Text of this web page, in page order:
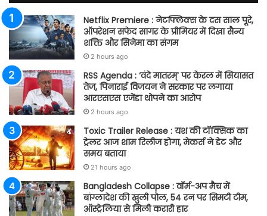
Netflix Premiere : नेटफ्लिक्स के दस साल पूरे,
ऑपरेशन सफेद सागर के प्रीमियर में दिखा सैन्य
शक्ति और सिनेमा का संगम
2 hours ago
RSS Agenda : ‘वंदे मातरम्’ पर केरल में सियासत
तेज, पिनाराई विजयन ने सरकार पर लगाया
आरएसएस एजेंडा थोपने का आरोप
2 hours ago
Toxic Trailer Release : यश की टॉक्सिक का
ट्रेलर आज शाम रिलीज होगा, मेकर्स ने डेट और
समय बताया
21 hours ago
Bangladesh Collapse : वॉर्म-अप मैच में
बांग्लादेश की खुली पोल, 54 रन पर सिमटी टीम,
ऑस्ट्रेलिया से मिली करारी हार